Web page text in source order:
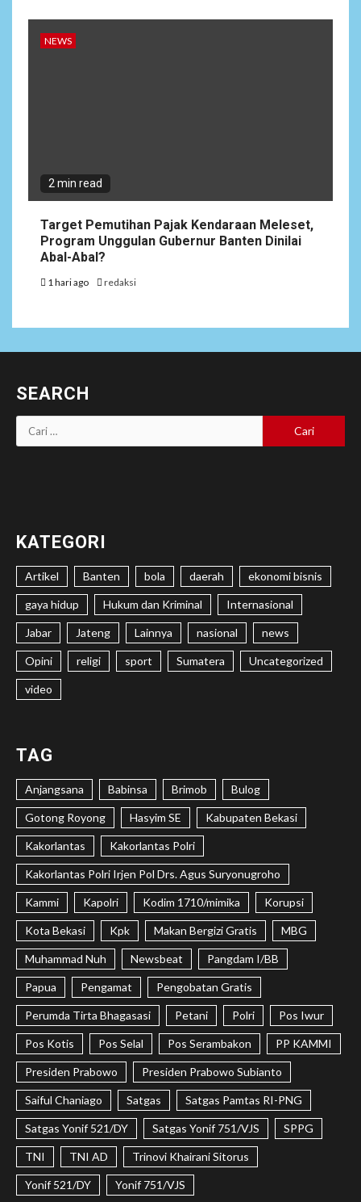
NEWS
2 min read
Target Pemutihan Pajak Kendaraan Meleset,
Program Unggulan Gubernur Banten Dinilai
Abal-Abal?
1 hari ago redaksi
SEARCH
Cari
untuk:
KATEGORI
Artikel Banten bola daerah ekonomi bisnis
gaya hidup Hukum dan Kriminal Internasional
Jabar Jateng Lainnya nasional news
Opini religi sport Sumatera Uncategorized
video
TAG
Anjangsana Babinsa Brimob Bulog
Gotong Royong Hasyim SE Kabupaten Bekasi
Kakorlantas Kakorlantas Polri
Kakorlantas Polri Irjen Pol Drs. Agus Suryonugroho
Kammi Kapolri Kodim 1710/mimika Korupsi
Kota Bekasi Kpk Makan Bergizi Gratis MBG
Muhammad Nuh Newsbeat Pangdam I/BB
Papua Pengamat Pengobatan Gratis
Perumda Tirta Bhagasasi Petani Polri Pos Iwur
Pos Kotis Pos Selal Pos Serambakon PP KAMMI
Presiden Prabowo Presiden Prabowo Subianto
Saiful Chaniago Satgas Satgas Pamtas RI-PNG
Satgas Yonif 521/DY Satgas Yonif 751/VJS SPPG
TNI TNI AD Trinovi Khairani Sitorus
Yonif 521/DY Yonif 751/VJS